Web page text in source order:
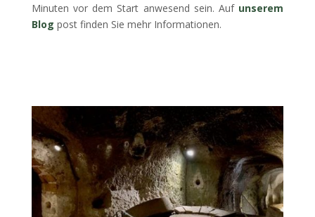
Minuten vor dem Start anwesend sein. Auf unserem
Blog post finden Sie mehr Informationen.